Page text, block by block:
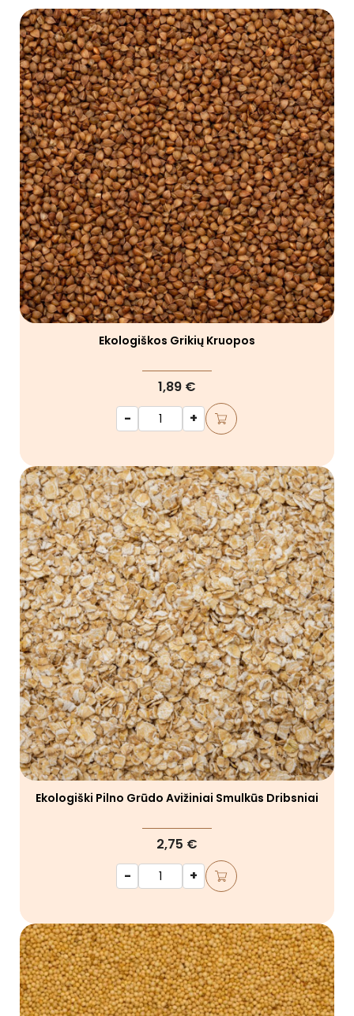
Ekologiškos Grikių Kruopos
1,89 €
-
+
Ekologiški Pilno Grūdo Avižiniai Smulkūs Dribsniai
2,75 €
-
+